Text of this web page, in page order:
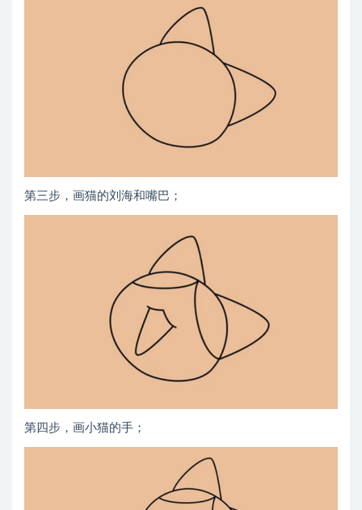
第三步，画猫的刘海和嘴巴；
第四步，画小猫的手；